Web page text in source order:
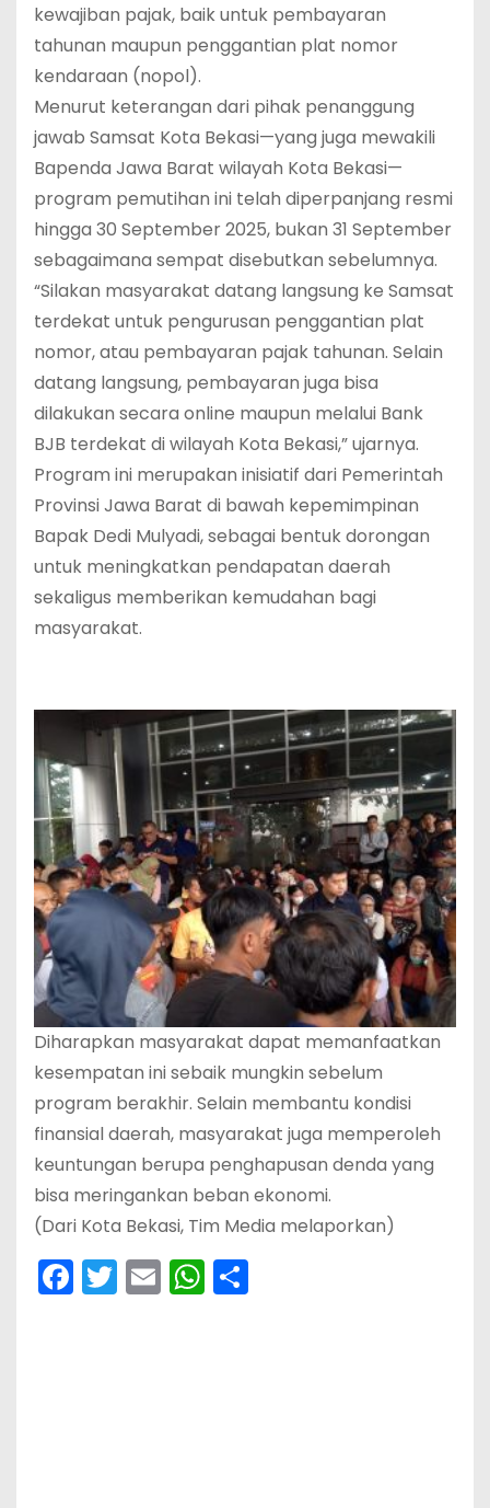
kewajiban pajak, baik untuk pembayaran
tahunan maupun penggantian plat nomor
kendaraan (nopol).
Menurut keterangan dari pihak penanggung
jawab Samsat Kota Bekasi—yang juga mewakili
Bapenda Jawa Barat wilayah Kota Bekasi—
program pemutihan ini telah diperpanjang resmi
hingga 30 September 2025, bukan 31 September
sebagaimana sempat disebutkan sebelumnya.
“Silakan masyarakat datang langsung ke Samsat
terdekat untuk pengurusan penggantian plat
nomor, atau pembayaran pajak tahunan. Selain
datang langsung, pembayaran juga bisa
dilakukan secara online maupun melalui Bank
BJB terdekat di wilayah Kota Bekasi,” ujarnya.
Program ini merupakan inisiatif dari Pemerintah
Provinsi Jawa Barat di bawah kepemimpinan
Bapak Dedi Mulyadi, sebagai bentuk dorongan
untuk meningkatkan pendapatan daerah
sekaligus memberikan kemudahan bagi
masyarakat.
Diharapkan masyarakat dapat memanfaatkan
kesempatan ini sebaik mungkin sebelum
program berakhir. Selain membantu kondisi
finansial daerah, masyarakat juga memperoleh
keuntungan berupa penghapusan denda yang
bisa meringankan beban ekonomi.
(Dari Kota Bekasi, Tim Media melaporkan)
F T E W